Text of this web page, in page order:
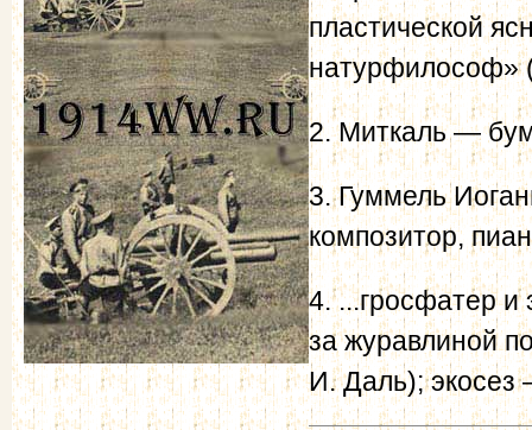
пластической
натурфилософ»
2. Миткаль —
3. Гуммель
композитор,
4. ...гросфатер
за журавлиной
И. Даль); экосез